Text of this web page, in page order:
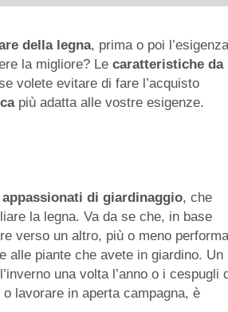
della legna, prima o poi
la migliore? Le caratteristiche da
volete evitare di fare l’acquisto
più adatta alle vostre esigenze.
di giardinaggio, che
la legna. Va da se che, in base
verso un altro, più o meno
e alle piante che avete in giardino. Un
una volta l’anno o i cespugli
lavorare in aperta campagna, è